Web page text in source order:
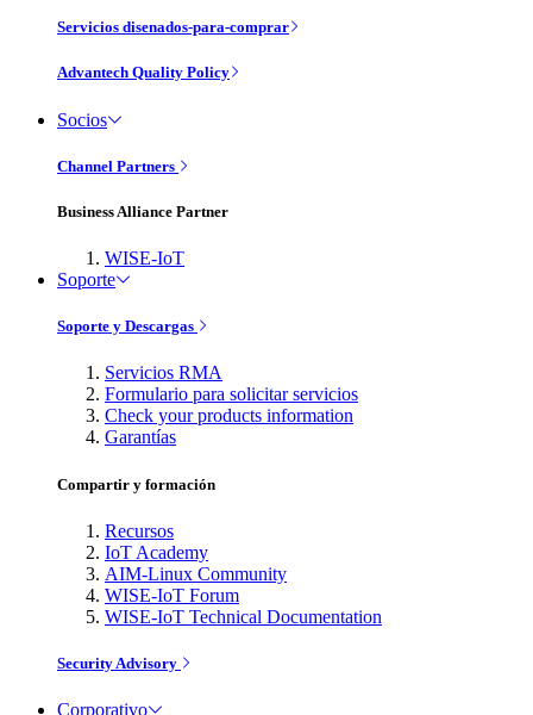
Servicios disenados-para-comprar
Advantech Quality Policy
Socios
Channel Partners
Business Alliance Partner
WISE-IoT
Soporte
Soporte y Descargas
Servicios RMA
Formulario para solicitar servicios
Check your products information
Garantías
Compartir y formación
Recursos
IoT Academy
AIM-Linux Community
WISE-IoT Forum
WISE-IoT Technical Documentation
Security Advisory
Corporativo